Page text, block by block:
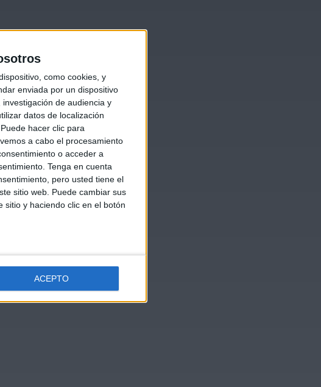
como cookies, y
enviada por un dispositivo
de audiencia y
datos de localización
hacer clic para
a cabo el procesamiento
o acceder a
Tenga en cuenta
pero usted tiene el
sitio web. Puede cambiar sus
sitio y haciendo clic en el botón
ACEPTO